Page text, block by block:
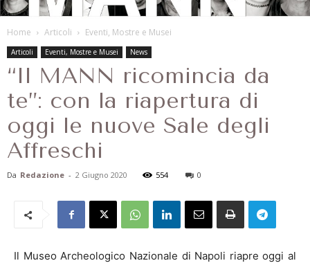
Home Articoli Eventi, Mostre e Musei
Articoli Eventi, Mostre e Musei News
“Il MANN ricomincia da
te”: con la riapertura di
oggi le nuove Sale degli
Affreschi
Da Redazione - 2 Giugno 2020 554 0
Il Museo Archeologico Nazionale di Napoli riapre oggi al